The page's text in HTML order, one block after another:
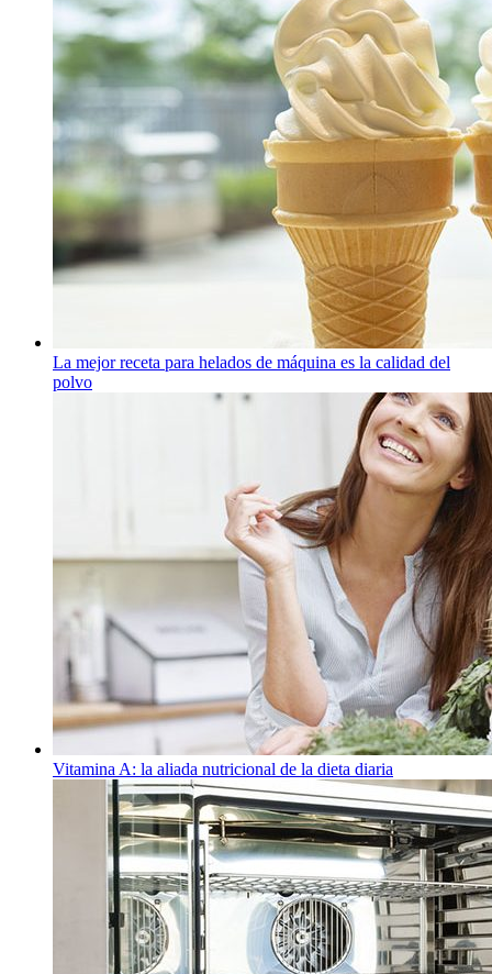
La mejor receta para helados de máquina es la calidad del
polvo
Vitamina A: la aliada nutricional de la dieta diaria